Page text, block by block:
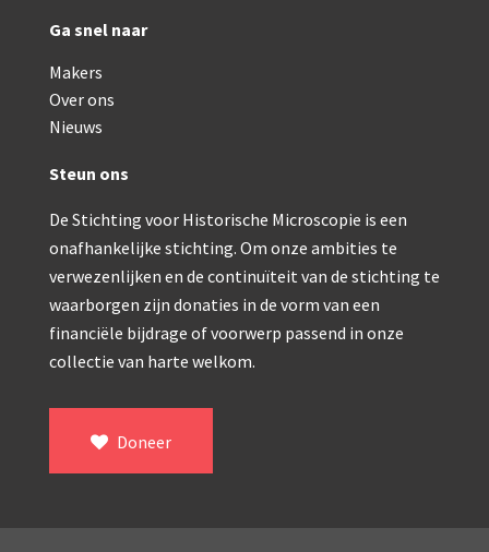
Watson & Sons, No. 1 ‘Van Heurck’ (ca.
Reichert (ca. 1925)
Winkel, statief BTC (1955-1957)
ROW, schoolmicroscoop (1955-1965)
Cooke, Troughton & Simms, McArthur type
Bleeker, statief R (ca. 1965)
Ga snel naar
Makers
Over ons
Nieuws
Steun ons
De Stichting voor Historische Microscopie is een
onafhankelijke stichting. Om onze ambities te
verwezenlijken en de continuïteit van de stichting te
waarborgen zijn donaties in de vorm van een
financiële bijdrage of voorwerp passend in onze
collectie van harte welkom.
Doneer